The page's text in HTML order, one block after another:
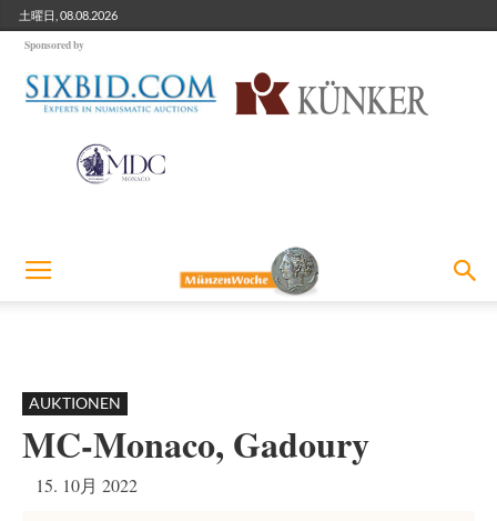
土曜日, 08.08.2026
Sponsored by
AUKTIONEN
MC-Monaco, Gadoury
15. 10月 2022